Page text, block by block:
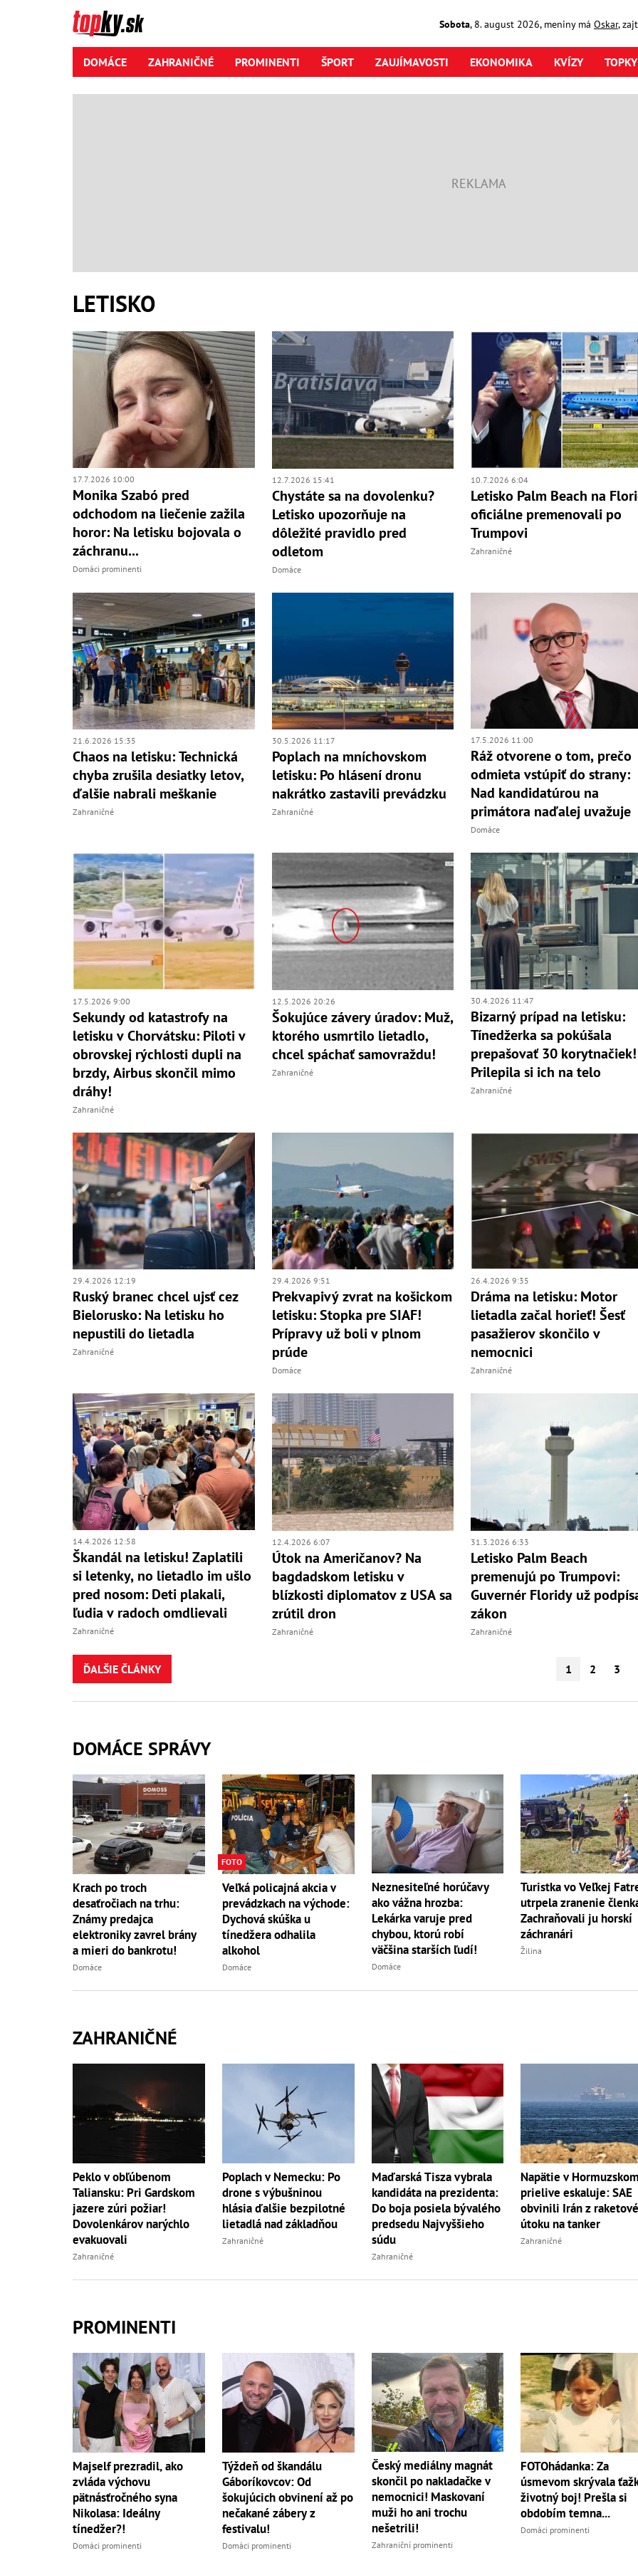
Sobota, 8. august2026, meniny má Oskar,
DOMÁCE ZAHRANIČNÉ PROMINENTI ŠPORT ZAUJÍMAVOSTI EKONOMIKA KVÍZY
LETISKO
17.7.2026 10:00
Monika Szabó pred
odchodom na liečenie zažila
horor: Na letisku bojovala o
záchranu...
Domáci prominenti
12.7.2026 15:41
Chystáte sa na dovolenku?
Letisko upozorňuje na
dôležité pravidlo pred
odletom
Domáce
10.7.2026 6:04
Letisko Palm Beach na
oficiálne premenovali po
Trumpovi
Zahraničné
21.6.2026 15:35
Chaos na letisku: Technická
chyba zrušila desiatky letov,
ďalšie nabrali meškanie
Zahraničné
30.5.2026 11:17
Poplach na mníchovskom
letisku: Po hlásení dronu
nakrátko zastavili prevádzku
Zahraničné
17.5.2026 11:00
Ráž otvorene o tom, prečo
odmieta vstúpiť do strany:
Nad kandidatúrou na
primátora naďalej uvažuje
Domáce
17.5.2026 9:00
Sekundy od katastrofy na
letisku v Chorvátsku: Piloti v
obrovskej rýchlosti dupli na
brzdy, Airbus skončil mimo
dráhy!
Zahraničné
12.5.2026 20:26
Šokujúce závery úradov: Muž,
ktorého usmrtilo lietadlo,
chcel spáchať samovraždu!
Zahraničné
30.4.2026 11:47
Bizarný prípad na letisku:
Tínedžerka sa pokúšala
prepašovať 30 korytnačiek!
Prilepila si ich na telo
Zahraničné
29.4.2026 12:19
Ruský branec chcel ujsť cez
Bielorusko: Na letisku ho
nepustili do lietadla
Zahraničné
29.4.2026 9:51
Prekvapivý zvrat na košickom
letisku: Stopka pre SIAF!
Prípravy už boli v plnom
prúde
Domáce
26.4.2026 9:35
Dráma na letisku: Motor
lietadla začal horieť! Šesť
pasažierov skončilo v
nemocnici
Zahraničné
14.4.2026 12:58
Škandál na letisku! Zaplatili
si letenky, no lietadlo im ušlo
pred nosom: Deti plakali,
ľudia v radoch omdlievali
Zahraničné
12.4.2026 6:07
Útok na Američanov? Na
bagdadskom letisku v
blízkosti diplomatov z USA sa
zrútil dron
Zahraničné
31.3.2026 6:33
Letisko Palm Beach
premenujú po Trumpovi:
Guvernér Floridy už
zákon
Zahraničné
ĎALŠIE ČLÁNKY 1 2 3
DOMÁCE SPRÁVY
Krach po troch
desaťročiach na trhu:
Známy predajca
elektroniky zavrel brány
a mieri do bankrotu!
Domáce
FOTO
Veľká policajná akcia v
prevádzkach na východe:
Dychová skúška u
tínedžera odhalila
alkohol
Domáce
Neznesiteľné horúčavy
ako vážna hrozba:
Lekárka varuje pred
chybou, ktorú robí
väčšina starších ľudí!
Domáce
Turistka vo Veľkej
utrpela zranenie
Zachraňovali ju horskí
záchranári
Žilina
ZAHRANIČNÉ
Peklo v obľúbenom
Taliansku: Pri Gardskom
jazere zúri požiar!
Dovolenkárov narýchlo
evakuovali
Zahraničné
Poplach v Nemecku: Po
drone s výbušninou
hlásia ďalšie bezpilotné
lietadlá nad základňou
Zahraničné
Maďarská Tisza vybrala
kandidáta na prezidenta:
Do boja posiela bývalého
predsedu Najvyššieho
súdu
Zahraničné
Napätie v
prielive eskaluje: SAE
obvinili Irán z
útoku na tanker
Zahraničné
PROMINENTI
Majself prezradil, ako
zvláda výchovu
pätnásťročného syna
Nikolasa: Ideálny
tínedžer?!
Domáci prominenti
Týždeň od škandálu
Gáboríkovcov: Od
šokujúcich obvinení až po
nečakané zábery z
festivalu!
Domáci prominenti
Český mediálny magnát
skončil po nakladačke v
nemocnici! Maskovaní
muži ho ani trochu
nešetrili!
Zahraniční prominenti
FOTOhádanka: Za
úsmevom skrývala
životný boj! Prešla si
obdobím temna...
Domáci prominenti